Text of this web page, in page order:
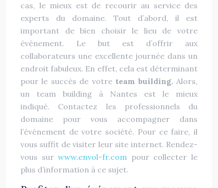
cas, le mieux est de recourir au service des
experts du domaine. Tout d’abord, il est
important de bien choisir le lieu de votre
événement. Le but est d’offrir aux
collaborateurs une excellente journée dans un
endroit fabuleux. En effet, cela est déterminant
pour le succès de votreteam building. Alors,
un team building à Nantes est le mieux
indiqué. Contactez les professionnels du
domaine pour vous accompagner dans
l’événement de votre société. Pour ce faire, il
vous suffit de visiter leur site internet. Rendez-
vous surwww.envol-fr.com pour collecter le
plus d’information à ce sujet.